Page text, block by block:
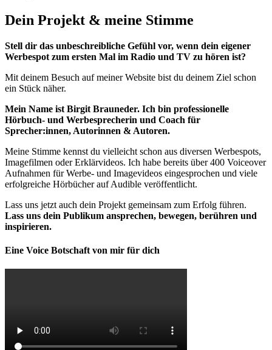
Dein Projekt & meine Stimme
Stell dir das unbeschreibliche Gefühl vor, wenn dein eigener
Werbespot zum ersten Mal im Radio und TV zu hören ist?
Mit deinem Besuch auf meiner Website bist du deinem Ziel schon
ein Stück näher.
Mein Name ist Birgit Brauneder. Ich bin professionelle
Hörbuch- und Werbesprecherin und Coach für
Sprecher:innen, Autorinnen & Autoren.
Meine Stimme kennst du vielleicht schon aus diversen Werbespots,
Imagefilmen oder Erklärvideos. Ich habe bereits über 400 Voiceover
Aufnahmen für Werbe- und Imagevideos eingesprochen und viele
erfolgreiche Hörbücher auf Audible veröffentlicht.
Lass uns jetzt auch dein Projekt gemeinsam zum Erfolg führen.
Lass uns dein Publikum ansprechen, bewegen, berühren und
inspirieren.
Eine Voice Botschaft von mir für dich